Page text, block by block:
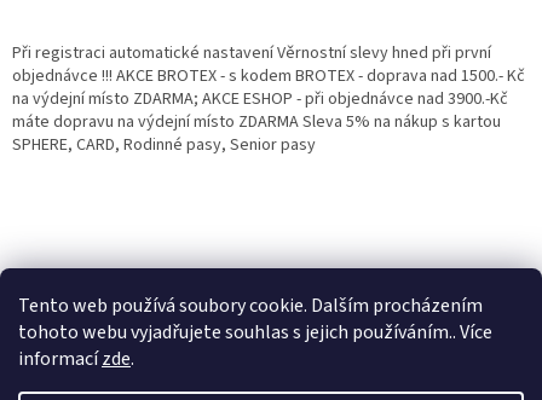
Tento web používá soubory cookie. Dalším procházením
tohoto webu vyjadřujete souhlas s jejich používáním.. Více
informacízde.
Při registraci automatické nastavení Věrnostní slevy hned při první
objednávce !!! AKCE BROTEX - s kodem BROTEX - doprava nad 1500.- Kč
na výdejní místo ZDARMA; AKCE ESHOP - při objednávce nad 3900.-Kč
máte dopravu na výdejní místo ZDARMA Sleva 5% na nákup s kartou
SPHERE, CARD, Rodinné pasy, Senior pasy